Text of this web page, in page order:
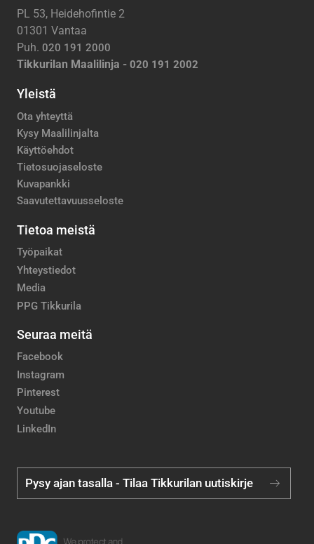
PL 53, Heidehofintie 2
01301 Vantaa
Puh. 020 191 2000
Tikkurilan Maalilinja - 020 191 2002
Yleistä
Ota yhteyttä
Kysy Maalilinjalta
Käyttöehdot
Tietosuojaseloste
Kuvapankki
Saavutettavuusseloste
Tietoa meistä
Työpaikat
Yhteystiedot
Media
PPG Tikkurila
Seuraa meitä
Facebook
Instagram
Pinterest
Youtube
LinkedIn
Pysy ajan tasalla - Tilaa Tikkurilan uutiskirje